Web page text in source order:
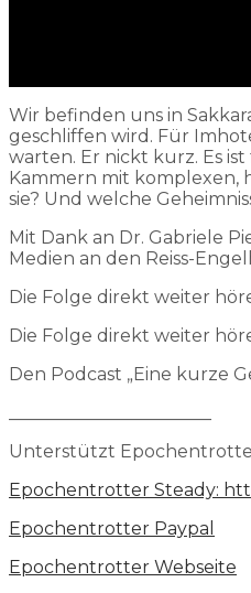
Wir befinden uns in
geschliffen wird. Für
warten. Er nickt kurz. Es
Kammern mit komplexen,
sie? Und welche
Mit Dank an Dr. Gabriele
Medien an den Reiss-
Die Folge direkt weiter
Die Folge direkt weiter
Den Podcast „Eine kurze
Unterstützt
Epochentrotter Steady:
Epochentrotter Paypal
⁠⁠⁠⁠⁠Epochentrotter Webseite⁠⁠⁠⁠⁠⁠⁠⁠⁠⁠⁠⁠⁠⁠⁠⁠⁠⁠⁠⁠⁠⁠